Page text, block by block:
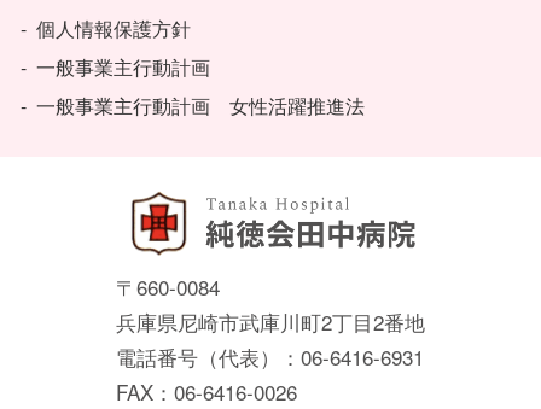
個人情報保護方針
一般事業主行動計画
一般事業主行動計画 女性活躍推進法
〒660-0084
兵庫県尼崎市武庫川町2丁目2番地
電話番号（代表）：06-6416-6931
FAX：06-6416-0026